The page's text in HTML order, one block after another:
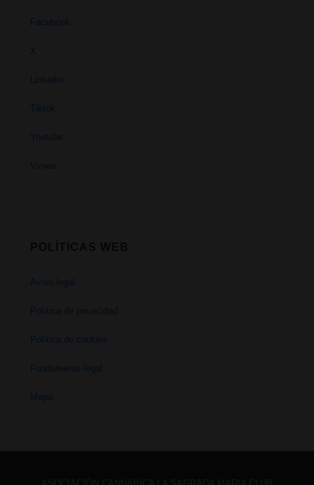
Facebook
X
Linkedin
Tiktok
Youtube
Vimeo
Aviso legal
Política de privacidad
Política de cookies
Fundamento legal
Mapa